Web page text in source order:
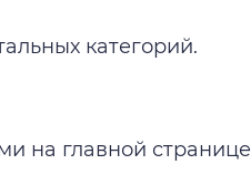
категорий.
на главной странице